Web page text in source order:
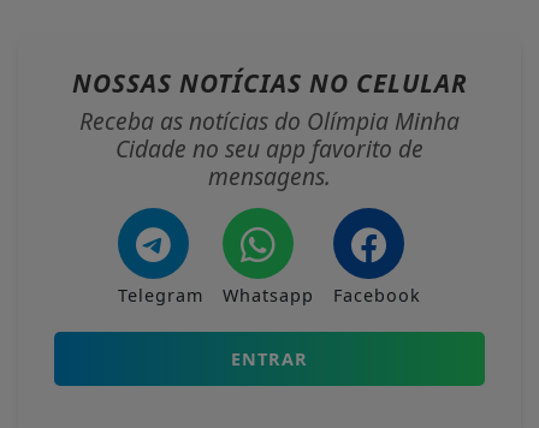
NOSSAS NOTÍCIAS NO CELULAR
Receba as notícias do Olímpia Minha
Cidade no seu app favorito de
mensagens.
Telegram Whatsapp Facebook
ENTRAR